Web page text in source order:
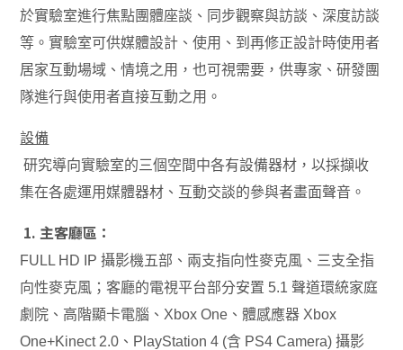
於實驗室進行焦點團體座談、同步觀察與訪談、深度訪談
等。實驗室可供媒體設計、使用、到再修正設計時使用者
居家互動場域、情境之用，也可視需要，供專家、研發團
隊進行與使用者直接互動之用。
設備
研究導向實驗室的三個空間中各有設備器材，以採擷收
集在各處運用媒體器材、互動交談的參與者畫面聲音。
1. 主客廳區：
FULL HD IP 攝影機五部、兩支指向性麥克風、三支全指
向性麥克風；客廳的電視平台部分安置 5.1 聲道環統家庭
劇院、高階顯卡電腦、Xbox One、體感應器 Xbox
One+Kinect 2.0、PlayStation 4 (含 PS4 Camera) 攝影